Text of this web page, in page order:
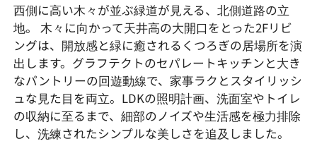
西側に高い木々が並ぶ緑道が見える、北側道路の立
地。 木々に向かって天井高の大開口をとった2Fリビ
ングは、開放感と緑に癒されるくつろぎの居場所を演
出します。グラフテクトのセパレートキッチンと大き
なパントリーの回遊動線で、家事ラクとスタイリッシ
ュな見た目を両立。LDKの照明計画、洗面室やトイレ
の収納に至るまで、細部のノイズや生活感を極力排除
し、洗練されたシンプルな美しさを追及しました。